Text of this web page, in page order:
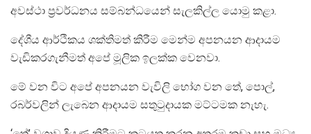
අවස්ථා ප්‍රවර්ධනය සම්බන්ධයෙන් සැලකිල්ල යොමු කළා.
දේශීය ආර්ථිකය ශක්තිමත් කිරීම මෙන්ම අපනයන ආදායම
වැඩිකරගැනීමත් අපේ මූලික ඉලක්ක වෙනවා.
මේ වන විට අපේ අපනයන වැවිලි භෝග වන තේ, පොල්,
රබර්වලින් ලැබෙන ආදායම සතුටුදායක මට්ටමක නැහැ.